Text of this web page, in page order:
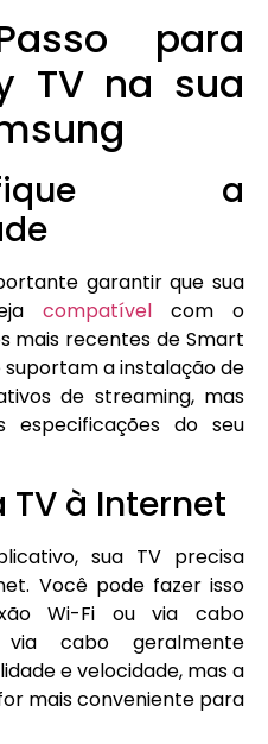
para
TV na sua
a
garantir que sua
compatívelcom o
mais recentes de Smart
a instalação de
de streaming, mas
do seu
TV à Internet
sua TV precisa
Você pode fazer isso
Wi-Fi ou via cabo
cabo geralmente
e velocidade, mas a
mais conveniente para